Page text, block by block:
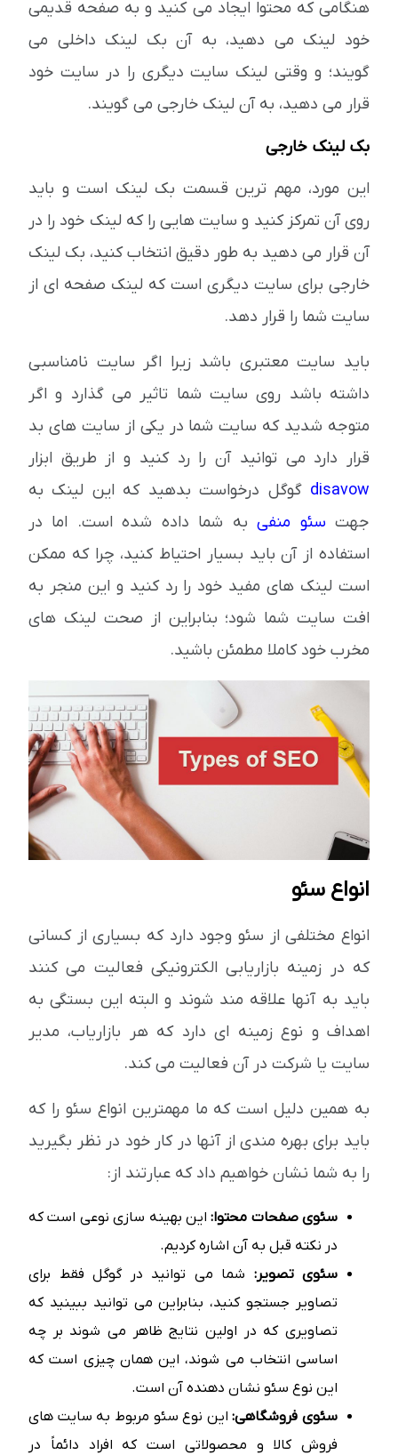
هنگامی که محتوا ایجاد می کنید و به صفحه قدیمی
خود لینک می دهید، به آن بک لینک داخلی می
گویند؛ و وقتی لینک سایت دیگری را در سایت خود
قرار می دهید، به آن لینک خارجی می گویند.
بک لینک خارجی
این مورد، مهم ترین قسمت بک لینک است و باید
روی آن تمرکز کنید و سایت هایی را که لینک خود را در
آن قرار می دهید به طور دقیق انتخاب کنید، بک لینک
خارجی برای سایت دیگری است که لینک صفحه ای از
سایت شما را قرار دهد.
باید سایت معتبری باشد زیرا اگر سایت نامناسبی
داشته باشد روی سایت شما تاثیر می گذارد و اگر
متوجه شدید که سایت شما در یکی از سایت های بد
قرار دارد می توانید آن را رد کنید و از طریق ابزار
disavow گوگل درخواست بدهید که این لینک به
جهت سئو منفیبه شما داده شده است. اما در
استفاده از آن باید بسیار احتیاط کنید، چرا که ممکن
است لینک های مفید خود را رد کنید و این منجر به
افت سایت شما شود؛ بنابراین از صحت لینک های
مخرب خود کاملا مطمئن باشید.
انواع سئو
انواع مختلفی از سئو وجود دارد که بسیاری از کسانی
که در زمینه بازاریابی الکترونیکی فعالیت می کنند
باید به آنها علاقه مند شوند و البته این بستگی به
اهداف و نوع زمینه ای دارد که هر بازاریاب، مدیر
سایت یا شرکت در آن فعالیت می کند.
به همین دلیل است که ما مهمترین انواع سئو را که
باید برای بهره مندی از آنها در کار خود در نظر بگیرید
را به شما نشان خواهیم داد که عبارتند از:
سئوی صفحات محتوا:این بهینه سازی نوعی است که
در نکته قبل به آن اشاره کردیم.
سئوی تصویر: شما می توانید در گوگل فقط برای
تصاویر جستجو کنید، بنابراین می توانید ببینید که
تصاویری که در اولین نتایج ظاهر می شوند بر چه
اساسی انتخاب می شوند، این همان چیزی است که
این نوع سئو نشان دهنده آن است.
سئوی فروشگاهی:این نوع سئو مربوط به سایت های
فروش کالا و محصولاتی است که افراد دائماً در